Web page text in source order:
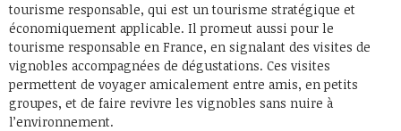
tourisme responsable, qui est un tourisme stratégique et
économiquement applicable. Il promeut aussi pour le
tourisme responsable en France, en signalant des visites de
vignobles accompagnées de dégustations. Ces visites
permettent de voyager amicalement entre amis, en petits
groupes, et de faire revivre les vignobles sans nuire à
l’environnement.